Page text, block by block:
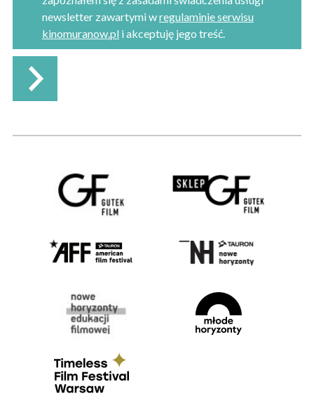
newsletter zawartymi wregulaminie serwisu
kinomuranow.pl i akceptuję jego treść.